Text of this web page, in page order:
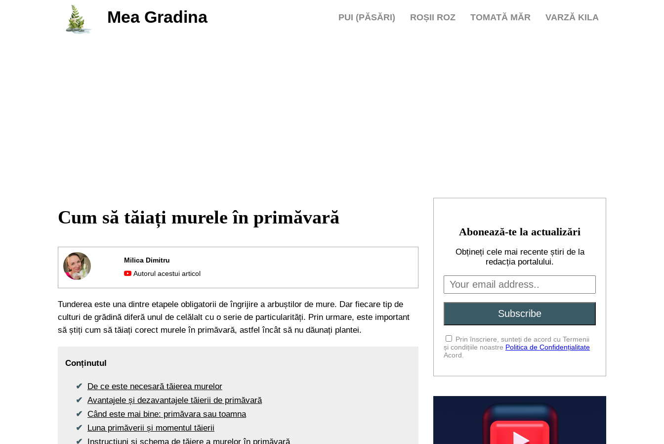
Mea Gradina VARZĂ KILA
TOMATĂ MĂR
ROȘII ROZ
PUI (PĂSĂRI)
Cum să tăiați murele în primăvară
Milica Dimitru
Autorul acestui articol
Tunderea este una dintre etapele obligatorii de îngrijire a arbuștilor de mure. Dar fiecare tip de
culturi de grădină diferă unul de celălalt cu o serie de particularități. Prin urmare, este important
să știți cum să tăiați corect murele în primăvară, astfel încât să nu dăunați plantei.
Conținutul
De ce este necesară tăierea murelor
Avantajele și dezavantajele tăierii de primăvară
Când este mai bine: primăvara sau toamna
Luna primăverii și momentul tăierii
Instrucțiuni și schema de tăiere a murelor în primăvară
Abonează-te la actualizări
Obțineți cele mai recente știri de la
redacția portalului.
Prin înscriere, sunteți de acord cu Termenii
și condițiile noastre Politica de Confidențialitate
Acord.